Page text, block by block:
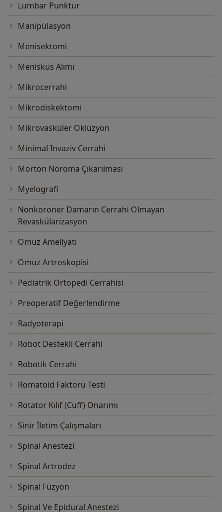
Lumbar Punktur
Manipülasyon
Menisektomi
Menisküs Alımı
Mikrocerrahi
Mikrodiskektomi
Mikrovasküler Oklüzyon
Minimal Invaziv Cerrahi
Morton Nöroma Çıkarılması
Myelografi
Nonkoroner Damarın Cerrahi Olmayan
Revaskülarizasyon
Omuz Ameliyatı
Omuz Artroskopisi
Pediatrik Ortopedi Cerrahisi
Preoperatif Değerlendirme
Radyoterapi
Robot Destekli Cerrahi
Robotik Cerrahi
Romatoid Faktörü Testi
Rotator Kılıf (Cuff) Onarımı
Sinir İletim Çalışmaları
Spinal Anestezi
Spinal Artrodez
Spinal Füzyon
Spinal Ve Epidural Anestezi